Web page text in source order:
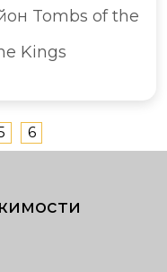
Tombs of the
Kings
6